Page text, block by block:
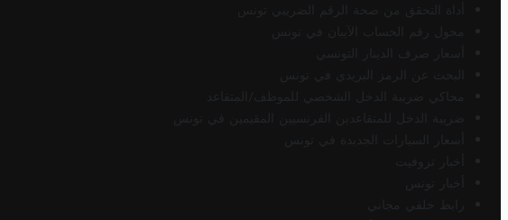
أداة التحقق من صحة الرقم الضريبي تونس
محول رقم الحساب الآيبان في تونس
أسعار صرف الدينار التونسي
البحث عن الرمز البريدي في تونس
محاكي ضريبة الدخل الشخصي للموظف/المتقاعد
ضريبة الدخل للمتقاعدين الفرنسيين المقيمين في تونس
أسعار السيارات الجديدة في تونس
أخبار تروفيت
أخبار تونس
رابط خلفي مجاني